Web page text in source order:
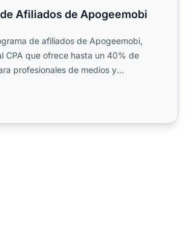
Afiliados de Apogeemobi
de afiliados de Apogeemobi,
CPA que ofrece hasta un 40% de
profesionales de medios y